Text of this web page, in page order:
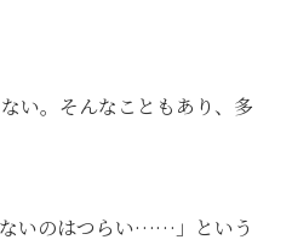
い。そんなこともあり、多
ないのはつらい……」という